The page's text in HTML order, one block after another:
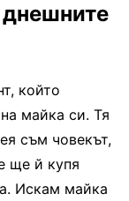
който
майка си. Тя
съм човекът,
ще й купя
Искам майка